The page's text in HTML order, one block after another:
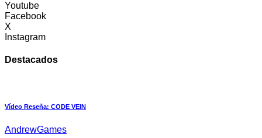
Youtube
Facebook
X
Instagram
Destacados
Vídeo Reseña: CODE VEIN
AndrewGames